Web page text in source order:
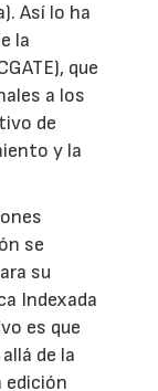
Así lo ha
la
que
a los
de
y la
se
su
Indexada
es que
de la
edición